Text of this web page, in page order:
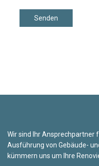
Wir sind Ihr Ansprechpartner
Ausführung von Gebäude-
kümmern uns um Ihre